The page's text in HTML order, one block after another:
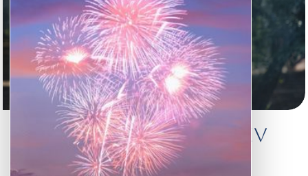
Songkran – a thai újév
ünneplése